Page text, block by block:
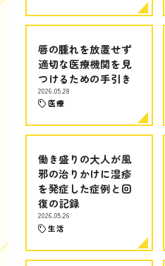
唇の腫れを放置せず
適切な医療機関を見
つけるための手引き
2026.05.28
医療
働き盛りの大人が風
邪の治りかけに湿疹
を発症した症例と回
復の記録
2026.05.26
生活